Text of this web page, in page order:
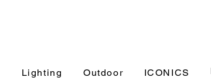
Lighting Outdoor ICONICS